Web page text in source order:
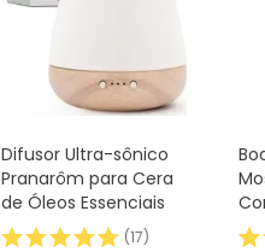
Difusor Ultra-sônico
Pranarôm para Cera
de Óleos Essenciais
(17)